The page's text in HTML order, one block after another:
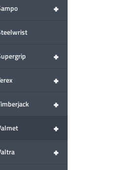
+
+
+
+
+
+